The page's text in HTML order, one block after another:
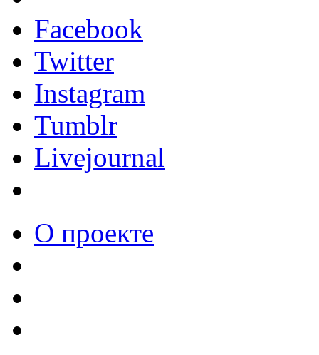
Facebook
Twitter
Instagram
Tumblr
Livejournal
О проекте